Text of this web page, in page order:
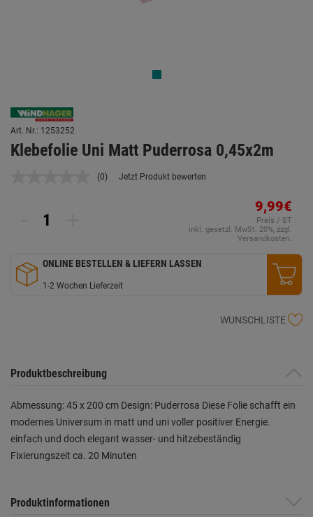
Art. Nr.: 1253252
Klebefolie Uni Matt Puderrosa 0,45x2m
Kein
(0) Jetzt Produkt bewerten
9,99€
Preis / ST
inkl. gesetzl. MwSt. 20%, zzgl.
Versandkosten.
ONLINE BESTELLEN & LIEFERN LASSEN
1-2 Wochen Lieferzeit
WUNSCHLISTE
Produktbeschreibung
Abmessung: 45 x 200 cm Design: Puderrosa Diese Folie schafft ein
modernes Universum in matt und uni voller positiver Energie.
einfach und doch elegant wasser- und hitzebeständig
Fixierungszeit ca. 20 Minuten
Produktinformationen